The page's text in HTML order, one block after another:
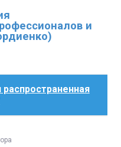
и
распространенная